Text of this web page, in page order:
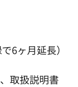
6ヶ月延長）
取扱説明書